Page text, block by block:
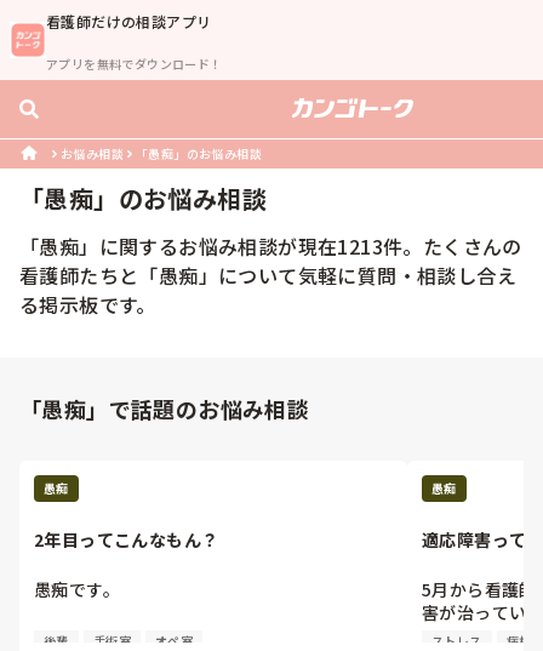
看護師だけの相談アプリ
アプリを無料でダウンロード！
お悩み相談 「愚痴」のお悩み相談
「愚痴」のお悩み相談
「愚痴」に関するお悩み相談が現在1213件。たくさんの
看護師たちと「愚痴 」について気軽に質問・相談し合え
る掲示板です。
「愚痴」で話題のお悩み相談
愚痴
2年目ってこんなもん？
愚痴です。
うちの2年目の子が危機感というか責任感が
後輩 手術室 オペ室
愚痴
適応障害って
5月から看護師
害が治ってい
と頭痛があり
ストレス 病棟